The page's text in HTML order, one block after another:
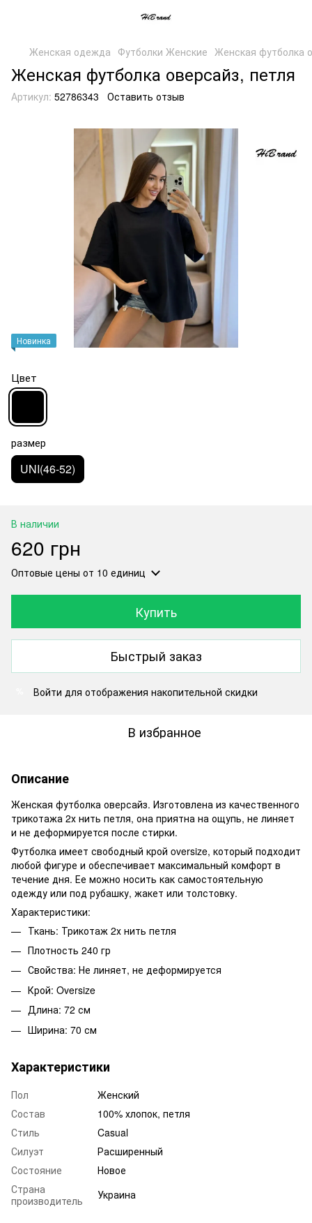
Женская одежда Футболки Женские Женская футболка
Женская футболка оверсайз, петля
Артикул: 52786343 Оставить отзыв
Новинка
Цвет
размер
UNI(46-52)
В наличии
620 грн
Оптовые цены от 10 единиц
Купить
Быстрый заказ
Войти для отображения накопительной скидки
В избранное
Описание
Женская футболка оверсайз. Изготовлена ​​из качественного
трикотажа 2х нить петля, она приятна на ощупь, не линяет
и не деформируется после стирки.
Футболка имеет свободный крой oversize, который подходит
любой фигуре и обеспечивает максимальный комфорт в
течение дня. Ее можно носить как самостоятельную
одежду или под рубашку, жакет или толстовку.
Характеристики:
Ткань: Трикотаж 2х нить петля
Плотность 240 гр
Свойства: Не линяет, не деформируется
Крой: Oversize
Длина: 72 см
Ширина: 70 см
Характеристики
Пол
Женский
Состав
100% хлопок, петля
Стиль
Casual
Силуэт
Расширенный
Состояние
Новое
Страна
производитель
Украина